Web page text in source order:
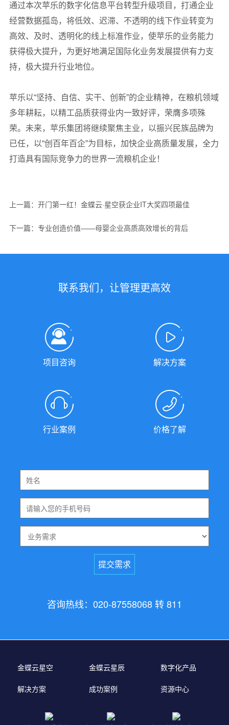
通过本次苹乐的数字化信息平台转型升级项目，打通企业
经营数据孤岛，将低效、迟滞、不透明的线下作业转变为
高效、及时、透明化的线上标准作业，使苹乐的业务能力
获得极大提升，为更好地满足国际化业务发展提供有力支
持，极大提升行业地位。
苹乐以“坚持、自信、实干、创新”的企业精神，在粮机领域
多年耕耘，以精工品质获得业内一致好评，荣膺多项殊
荣。未来，苹乐集团将继续聚焦主业，以振兴民族品牌为
已任，以“创百年百企”为目标，加快企业高质量发展，全力
打造具有国际竞争力的世界一流粮机企业！
上一篇：开门第一红！金蝶云·星空获企业IT大奖四项最佳
下一篇：专业创造价值——母婴企业高质高效增长的背后
联系我们，让管理更高效
项目咨询 解决方案
行业案例 价格了解
咨询热线：020-87558068 转 811
金蝶云星空 金蝶云星辰 数字化产品
解决方案 成功案例 资源中心